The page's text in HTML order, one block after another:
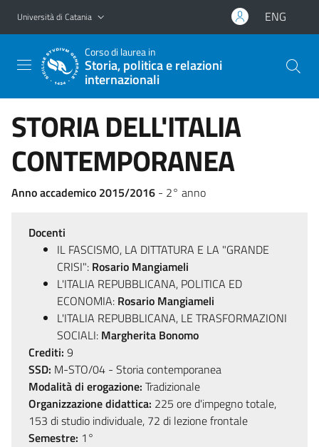
Vai al contenuto principale
Vai al menu di navigazione
Università di Catania ENG
Corso di laurea in
Storia, politica e relazioni
internazionali
STORIA DELL'ITALIA
CONTEMPORANEA
Anno accademico 2015/2016 - 2° anno
Docenti
IL FASCISMO, LA DITTATURA E LA "GRANDE
CRISI": Rosario Mangiameli
L'ITALIA REPUBBLICANA, POLITICA ED
ECONOMIA: Rosario Mangiameli
L'ITALIA REPUBBLICANA, LE TRASFORMAZIONI
SOCIALI: Margherita Bonomo
Crediti: 9
SSD: M-STO/04 - Storia contemporanea
Modalità di erogazione: Tradizionale
Organizzazione didattica: 225 ore d'impegno totale,
153 di studio individuale, 72 di lezione frontale
Semestre: 1°